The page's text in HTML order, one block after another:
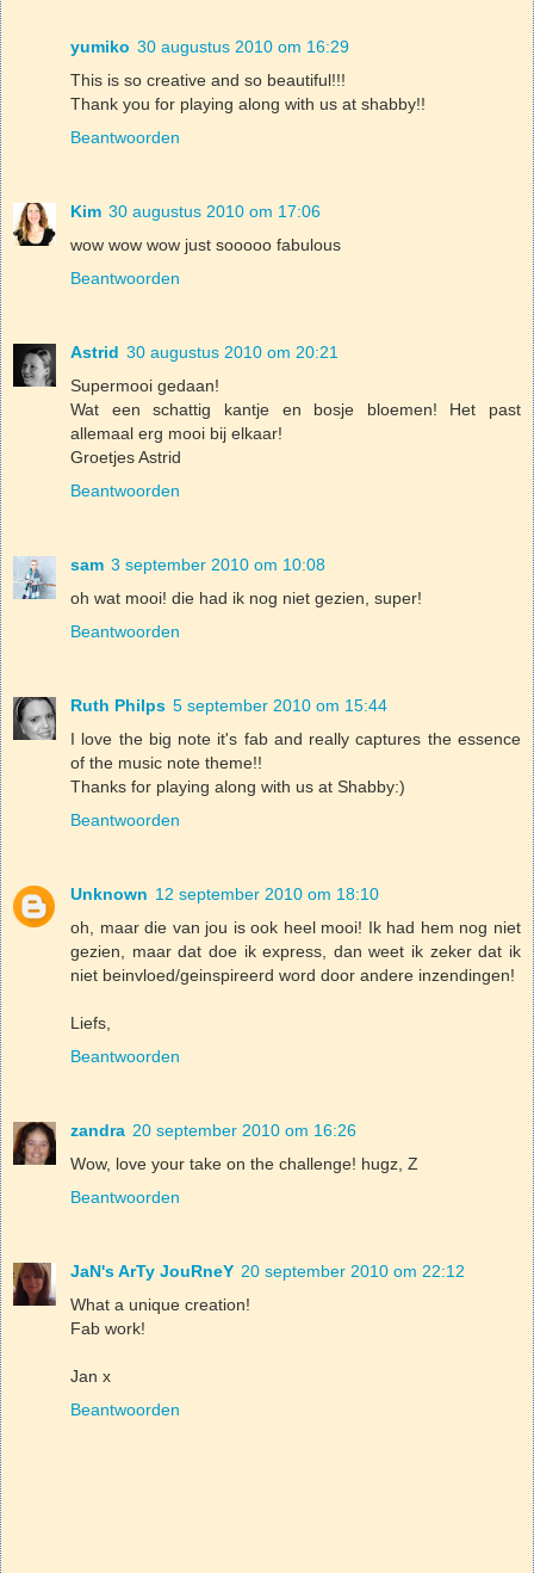
yumiko 30 augustus 2010 om 16:29
This is so creative and so beautiful!!!
Thank you for playing along with us at shabby!!
Beantwoorden
Kim 30 augustus 2010 om 17:06
wow wow wow just sooooo fabulous
Beantwoorden
Astrid 30 augustus 2010 om 20:21
Supermooi gedaan!
Wat een schattig kantje en bosje bloemen! Het past
allemaal erg mooi bij elkaar!
Groetjes Astrid
Beantwoorden
sam 3 september 2010 om 10:08
oh wat mooi! die had ik nog niet gezien, super!
Beantwoorden
Ruth Philps 5 september 2010 om 15:44
I love the big note it's fab and really captures the essence
of the music note theme!!
Thanks for playing along with us at Shabby:)
Beantwoorden
Unknown 12 september 2010 om 18:10
oh, maar die van jou is ook heel mooi! Ik had hem nog niet
gezien, maar dat doe ik express, dan weet ik zeker dat ik
niet beinvloed/geinspireerd word door andere inzendingen!
Liefs,
Beantwoorden
zandra 20 september 2010 om 16:26
Wow, love your take on the challenge! hugz, Z
Beantwoorden
JaN's ArTy JouRneY 20 september 2010 om 22:12
What a unique creation!
Fab work!
Jan x
Beantwoorden